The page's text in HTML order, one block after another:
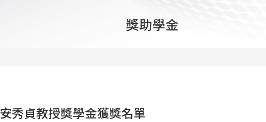
獎助學金
安秀貞教授獎學金獲獎名單